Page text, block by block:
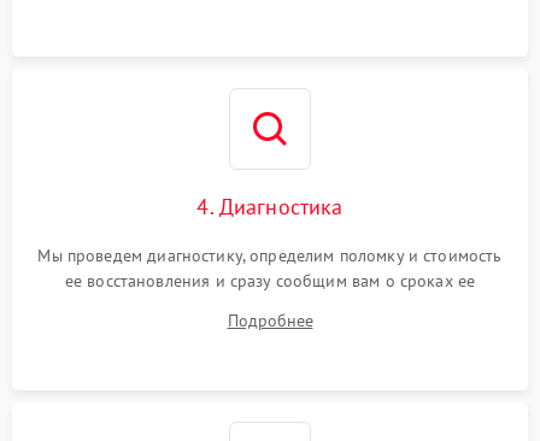
4. Диагностика
Мы проведем диагностику, определим поломку и стоимость
ее восстановления и сразу сообщим вам о сроках ее
Подробнее